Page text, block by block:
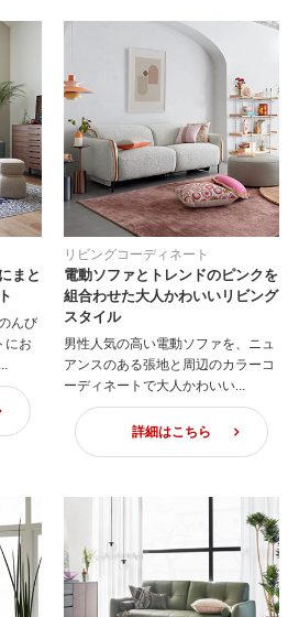
まと
んび
にお
リビングコーディネート
電動ソファとトレンドのピンクを
組合わせた大人かわいいリビング
スタイル
男性人気の高い電動ソファを、ニュ
アンスのある張地と周辺のカラーコ
ーディネートで大人かわいい...
詳細はこちら